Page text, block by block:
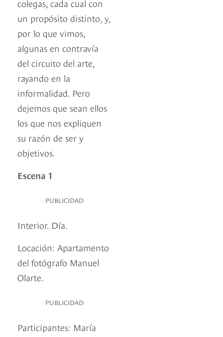
colegas, cada cual con
un propósito distinto, y,
por lo que vimos,
algunas en contravía
del circuito del arte,
rayando en la
informalidad. Pero
dejemos que sean ellos
los que nos expliquen
su razón de ser y
objetivos.
Escena 1
PUBLICIDAD
Interior. Día.
Locación: Apartamento
del fotógrafo Manuel
Olarte.
PUBLICIDAD
Participantes: María